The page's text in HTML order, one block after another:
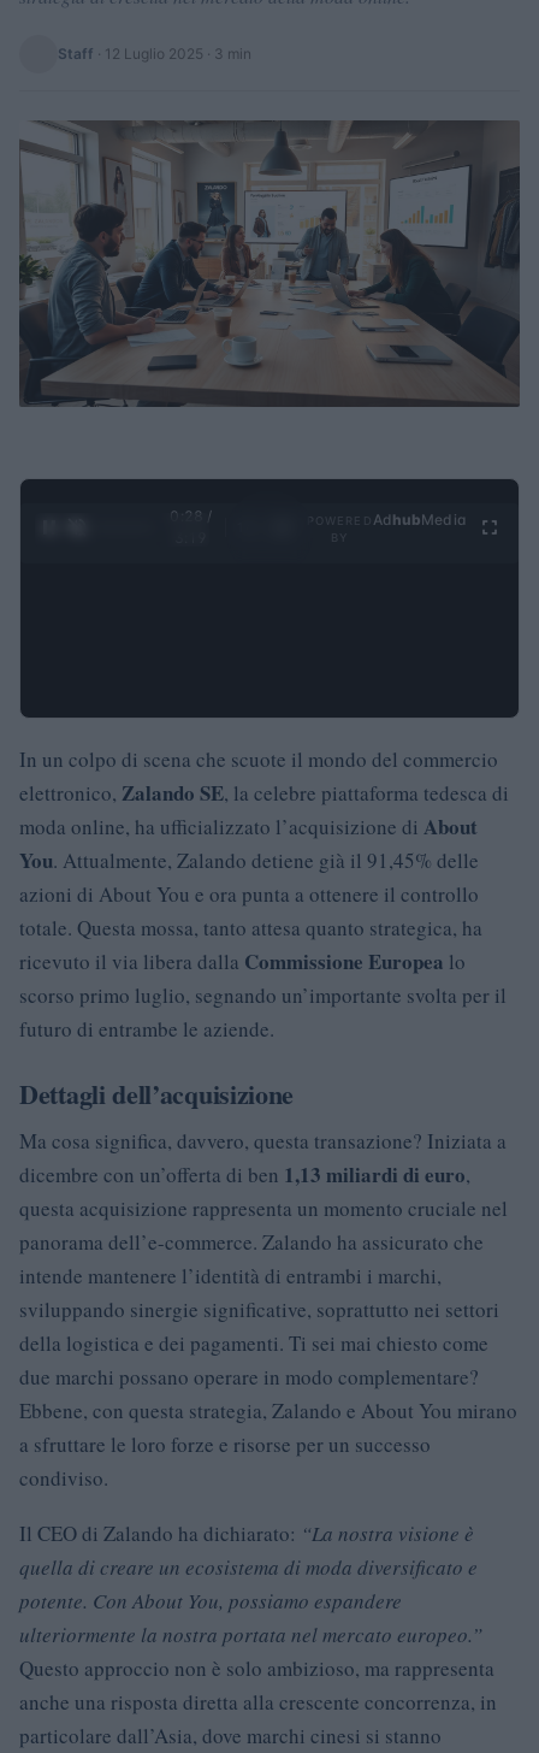
Staff · 12 Luglio 2025 · 3 min
0:29 /
Ad hubMedia
In un colpo di scena che scuote il mondo del commercio
elettronico, Zalando SE, la celebre piattaforma tedesca di
moda online, ha ufficializzato l’acquisizione di About
You. Attualmente, Zalando detiene già il 91,45% delle
azioni di About You e ora punta a ottenere il controllo
totale. Questa mossa, tanto attesa quanto strategica, ha
ricevuto il via libera dalla Commissione Europea lo
scorso primo luglio, segnando un’importante svolta per il
futuro di entrambe le aziende.
Dettagli dell’acquisizione
Ma cosa significa, davvero, questa transazione? Iniziata a
dicembre con un’offerta di ben 1,13 miliardi di euro,
questa acquisizione rappresenta un momento cruciale nel
panorama dell’e-commerce. Zalando ha assicurato che
intende mantenere l’identità di entrambi i marchi,
sviluppando sinergie significative, soprattutto nei settori
della logistica e dei pagamenti. Ti sei mai chiesto come
due marchi possano operare in modo complementare?
Ebbene, con questa strategia, Zalando e About You mirano
a sfruttare le loro forze e risorse per un successo
condiviso.
Il CEO di Zalando ha dichiarato: “La nostra visione è
quella di creare un ecosistema di moda diversificato e
potente. Con About You, possiamo espandere
ulteriormente la nostra portata nel mercato europeo.”
Questo approccio non è solo ambizioso, ma rappresenta
anche una risposta diretta alla crescente concorrenza, in
particolare dall’Asia, dove marchi cinesi si stanno